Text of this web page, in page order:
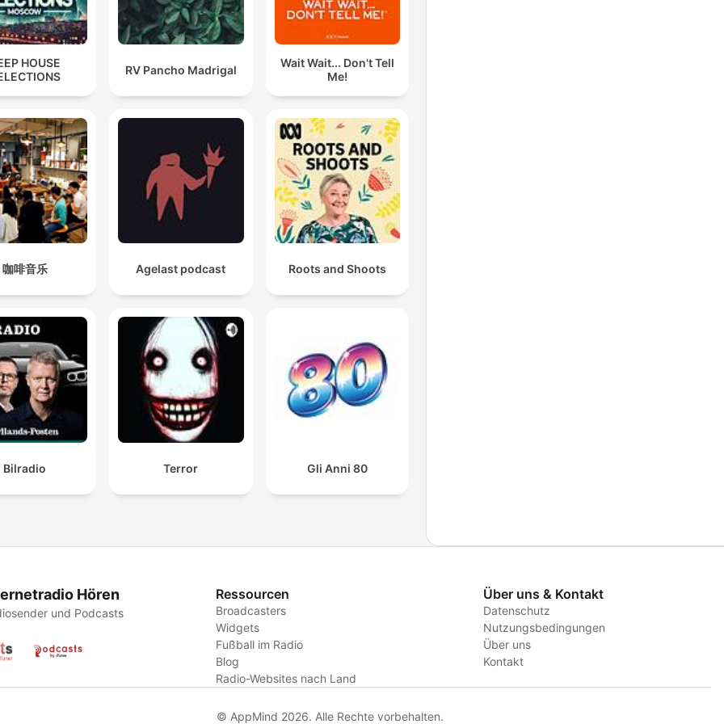
HOUSE
RV Pancho Madrigal
Wait Wait... Don't Tell
Me!
咖啡音乐 Agelast podcast Roots and Shoots
Bilradio Terror Gli Anni 80
Hören
und Podcasts
Ressourcen
Broadcasters
Widgets
Fußball im Radio
Blog
Radio-Websites nach Land
Über uns & Kontakt
Datenschutz
Nutzungsbedingungen
Über uns
Kontakt
© AppMind 2026. Alle Rechte vorbehalten.